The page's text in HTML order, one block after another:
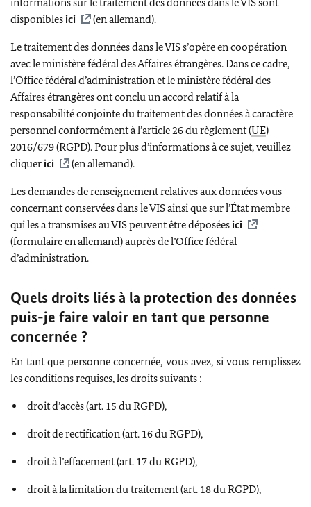
disponibles ici (en allemand).
Le traitement des données dans le VIS s’opère en coopération
avec le ministère fédéral des Affaires étrangères. Dans ce cadre,
l’Office fédéral d’administration et le ministère fédéral des
Affaires étrangères ont conclu un accord relatif à la
responsabilité conjointe du traitement des données à caractère
personnel conformément à l’article 26 du règlement (UE)
2016/679 (RGPD). Pour plus d’informations à ce sujet, veuillez
cliquer ici (en allemand).
Les demandes de renseignement relatives aux données vous
concernant conservées dans le VIS ainsi que sur l’État membre
qui les a transmises au VIS peuvent être déposées ici
(formulaire en allemand) auprès de l’Office fédéral
d’administration.
Quels droits liés à la protection des données
puis-je faire valoir en tant que personne
concernée ?
En tant que personne concernée, vous avez, si vous remplissez
les conditions requises, les droits suivants :
droit d’accès (art. 15 du RGPD),
droit de rectification (art. 16 du RGPD),
droit à l’effacement (art. 17 du RGPD),
droit à la limitation du traitement (art. 18 du RGPD),